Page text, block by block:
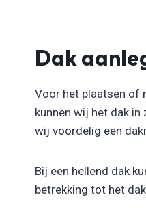
Dak
Voor het plaatsen of
kunnen wij het dak in
wij voordelig een
Bij een hellend dak
betrekking tot het